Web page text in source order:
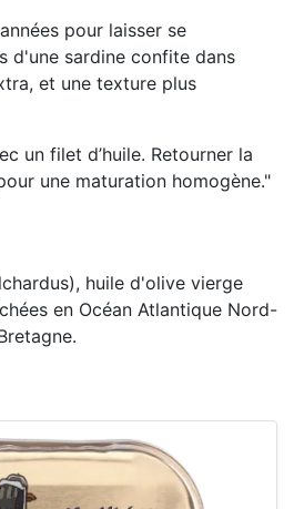
pour laisser se
d'une sardine confite dans
et une texture plus
un filet d’huile. Retourner la
une maturation homogène."
huile d'olive vierge
en Océan Atlantique Nord-